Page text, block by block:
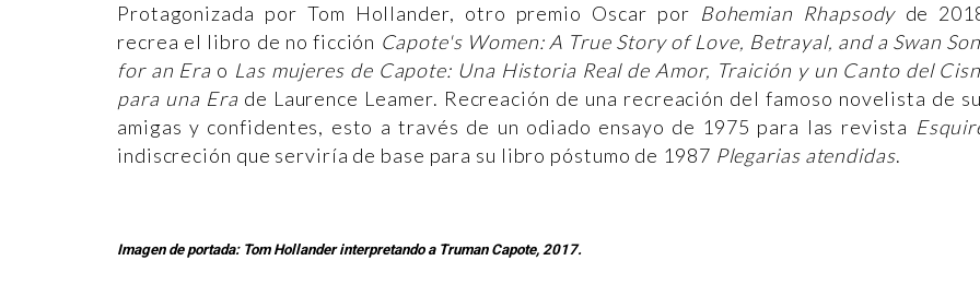
Protagonizada por Tom Hollander, otro premio Oscar por Bohemian Rhapsodyde
recrea el libro de no ficción Capote's Women: A True Story of Love, Betrayal, and a Swan
for an Era o Las mujeres de Capote: Una Historia Real de Amor, Traición y un Canto del
para una Era de Laurence Leamer. Recreación de una recreación del famoso novelista de
amigas y confidentes, esto a través de un odiado ensayo de 1975 para las revista
indiscreción que serviría de base para su libro póstumo de 1987 Plegarias atendidas.
Imagen de portada: Tom Hollander interpretando a Truman Capote, 2017.